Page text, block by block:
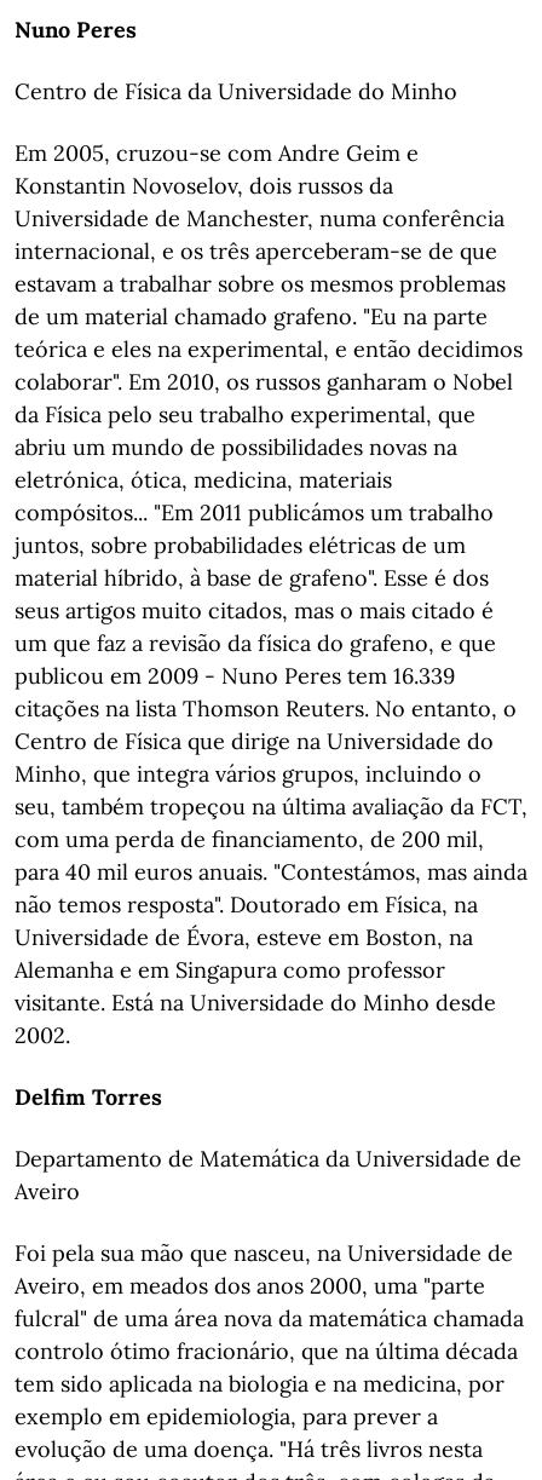
Nuno Peres
Centro de Física da Universidade do Minho
Em 2005, cruzou-se com Andre Geim e
Konstantin Novoselov, dois russos da
Universidade de Manchester, numa conferência
internacional, e os três aperceberam-se de que
estavam a trabalhar sobre os mesmos problemas
de um material chamado grafeno. "Eu na parte
teórica e eles na experimental, e então decidimos
colaborar". Em 2010, os russos ganharam o Nobel
da Física pelo seu trabalho experimental, que
abriu um mundo de possibilidades novas na
eletrónica, ótica, medicina, materiais
compósitos... "Em 2011 publicámos um trabalho
juntos, sobre probabilidades elétricas de um
material híbrido, à base de grafeno". Esse é dos
seus artigos muito citados, mas o mais citado é
um que faz a revisão da física do grafeno, e que
publicou em 2009 - Nuno Peres tem 16.339
citações na lista Thomson Reuters. No entanto, o
Centro de Física que dirige na Universidade do
Minho, que integra vários grupos, incluindo o
seu, também tropeçou na última avaliação da FCT,
com uma perda de financiamento, de 200 mil,
para 40 mil euros anuais. "Contestámos, mas ainda
não temos resposta". Doutorado em Física, na
Universidade de Évora, esteve em Boston, na
Alemanha e em Singapura como professor
visitante. Está na Universidade do Minho desde
2002.
Delfim Torres
Departamento de Matemática da Universidade de
Aveiro
Foi pela sua mão que nasceu, na Universidade de
Aveiro, em meados dos anos 2000, uma "parte
fulcral" de uma área nova da matemática chamada
controlo ótimo fracionário, que na última década
tem sido aplicada na biologia e na medicina, por
exemplo em epidemiologia, para prever a
evolução de uma doença. "Há três livros nesta